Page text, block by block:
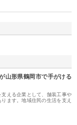
山形県鶴岡市で手がける
える企業として、舗装工事や
ます。地域住民の生活を支え